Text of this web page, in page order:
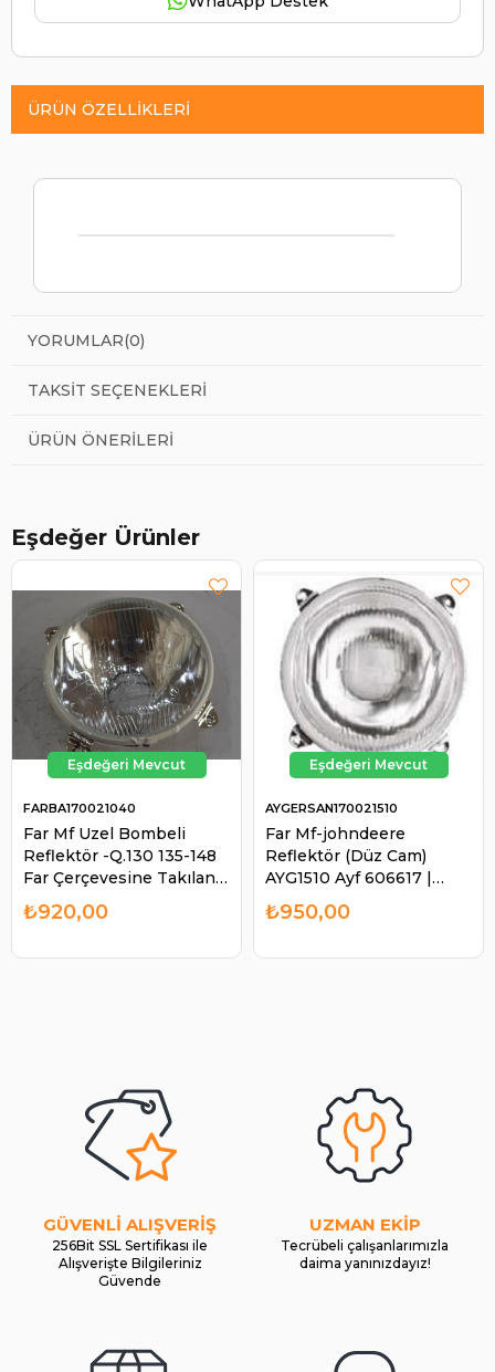
ÜRÜN ÖZELLIKLERI
YORUMLAR(0)
TAKSIT SEÇENEKLERI
ÜRÜN ÖNERILERI
Eşdeğer Ürünler
Far Mf Uzel Bombeli
Reflektör -Q.130 135-148
Far Çerçevesine Takılan |
FARBA 170021040
FARBA170021040
₺920,00
Far Mf-johndeere
Reflektör (Düz Cam)
AYG1510 Ayf 606617 |
AYGERSAN 170021510
AYGERSAN170021510
₺950,00
GÜVENLİ ALIŞVERİŞ
256Bit SSL Sertifikası ile
Alışverişte Bilgileriniz
Güvende
UZMAN EKİP
Tecrübeli çalışanlarımızla
daima yanınızdayız!